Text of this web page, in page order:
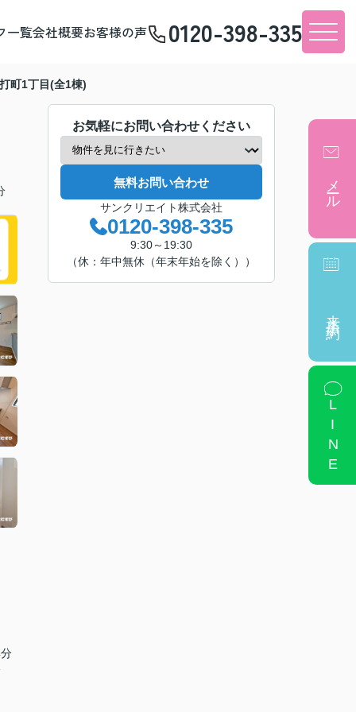
一覧会社概要お客様の声 0120-398-335
町1丁目(全1棟)
お気軽にお問い合わせください
無料お問い合わせ
サンクリエイト株式会社
0120-398-335
9:30～19:30
（休：年中無休（年末年始を除く））
メール
LINE